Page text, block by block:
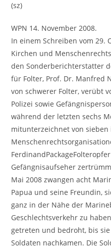
(sz)
WPN 14. November 2008.
In einem Schreiben vom 29.
Kirchen und
den Sonderberichterstatter
für Folter, Prof. Dr. Manfred
von schwerer Folter, verübt
Polizei sowie
während der letzten sechs
mitunterzeichnet von
Gefängnisaufseher
Mai 2008 zwangen acht
Papua und seine Freundin,
ganz in der Nähe der
Geschlechtsverkehr zu
getreten und bedroht, bis
Soldaten nachkamen. Die